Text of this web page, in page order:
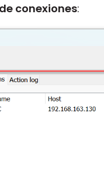
conexiones: